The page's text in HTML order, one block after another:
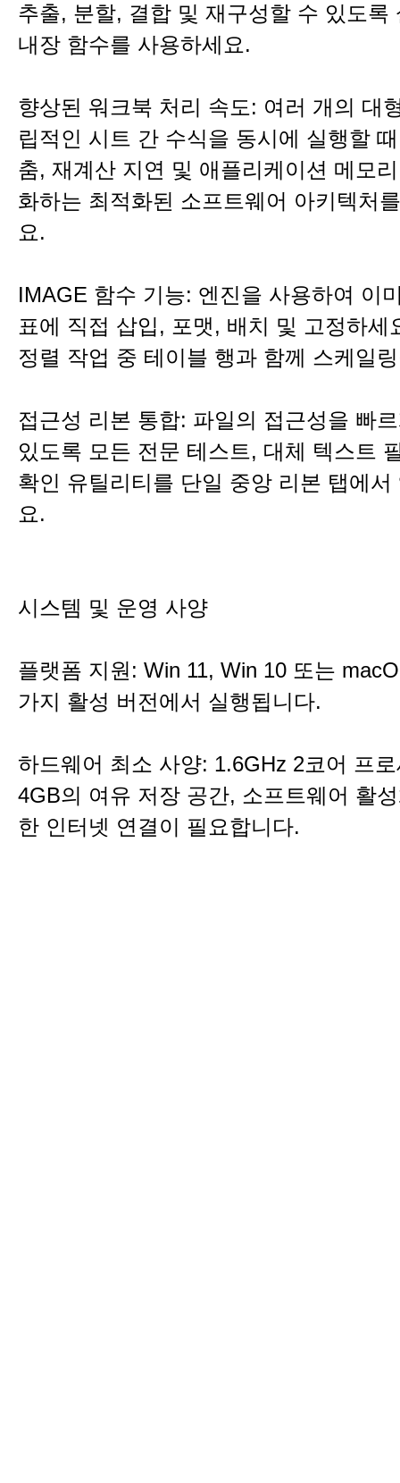
추출, 분할, 결합 및 재구성할 수 있도록
내장 함수를 사용하세요.
향상된 워크북 처리 속도: 여러 개의 대
립적인 시트 간 수식을 동시에 실행할
춤, 재계산 지연 및 애플리케이션 메모
화하는 최적화된 소프트웨어 아키텍처
요.
IMAGE 함수 기능: 엔진을 사용하여 이
표에 직접 삽입, 포맷, 배치 및 고정하세
정렬 작업 중 테이블 행과 함께 스케일
접근성 리본 통합: 파일의 접근성을 빠
있도록 모든 전문 테스트, 대체 텍스트
확인 유틸리티를 단일 중앙 리본 탭에서
요.
시스템 및 운영 사양
플랫폼 지원: Win 11, Win 10 또는
가지 활성 버전에서 실행됩니다.
하드웨어 최소 사양: 1.6GHz 2코어 프
4GB의 여유 저장 공간, 소프트웨어 활
한 인터넷 연결이 필요합니다.